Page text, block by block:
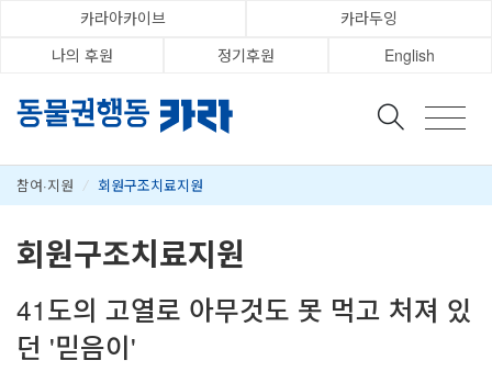
카라아카이브
카라두잉
나의 후원
정기후원 English
참여·지원 / 회원구조치료지원
회원구조치료지원
41도의 고열로 아무것도 못 먹고 처져 있
던 '믿음이'